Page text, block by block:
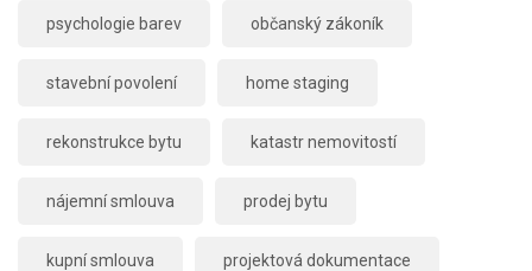
psychologie barev občanský zákoník
stavební povolení home staging
rekonstrukce bytu katastr nemovitostí
nájemní smlouva prodej bytu
kupní smlouva projektová dokumentace